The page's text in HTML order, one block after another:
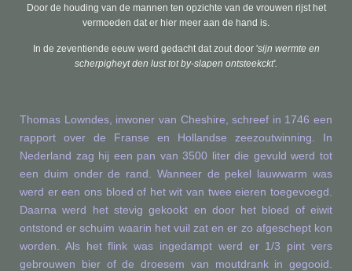
Door de houding van de mannen ten opzichte van de vrouwen rijst het
vermoeden dat er hier meer aan de hand is.
In de zeventiende eeuw werd gedacht dat zout door 'sijn wermte en
scherpigheyt den lust tot by-slapen ontsteekckt'.
Thomas Lowndes, inwoner van Cheshire, schreef in 1746 een
rapport over de Franse en Hollandse zeezoutwinning. In
Nederland zag hij een pan van 3500 liter die gevuld werd tot
een duim onder de rand. Wanneer de pekel lauwwarm was
werd er een ons bloed of het wit van twee eieren toegevoegd.
Daarna werd het stevig gekookt en door het bloed of eiwit
ontstond er schuim waarin het vuil zat en er zo afgeschept kon
worden. Als het flink was ingedampt werd er 1/3 pint vers
gebrouwen bier of de droesem van moutdrank in gegooid.